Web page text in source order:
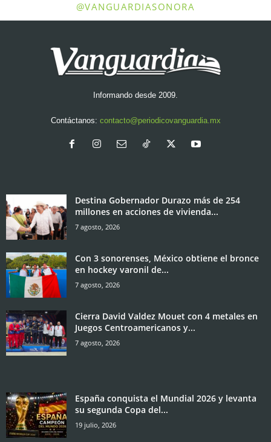
@VANGUARDIASONORA
Informando desde 2009.
Contáctanos: contacto@periodicovanguardia.mx
Destina Gobernador Durazo más de 254
millones en acciones de vivienda...
7 agosto, 2026
Con 3 sonorenses, México obtiene el bronce
en hockey varonil de...
7 agosto, 2026
Cierra David Valdez Mouet con 4 metales en
Juegos Centroamericanos y...
7 agosto, 2026
España conquista el Mundial 2026 y levanta
su segunda Copa del...
19 julio, 2026